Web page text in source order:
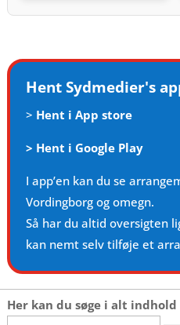
Hent Sydmedier's
> Hent i App store
> Hent i Google Play
I app’en kan du se
Vordingborg og omegn.
Så har du altid oversigten
kan nemt selv tilføje et
Her kan du søge i alt